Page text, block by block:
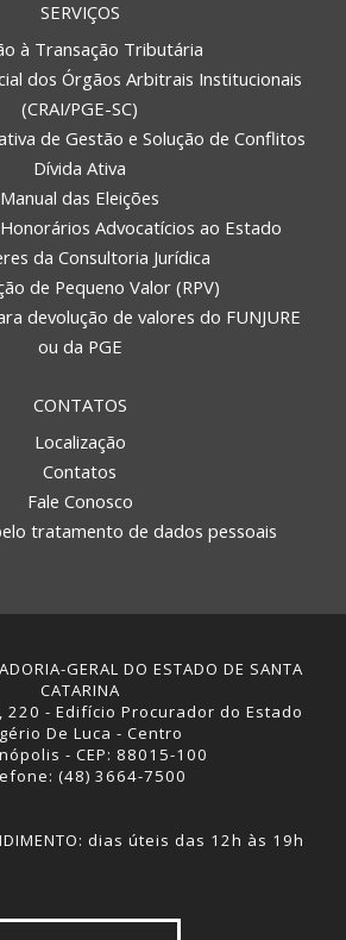
SERVIÇOS
à Transação Tributária
dos Órgãos Arbitrais Institucionais
(CRAI/PGE-SC)
de Gestão e Solução de Conflitos
Dívida Ativa
Manual das Eleições
Advocatícios ao Estado
da Consultoria Jurídica
de Pequeno Valor (RPV)
devolução de valores do FUNJURE
ou da PGE
CONTATOS
Localização
Contatos
Fale Conosco
tratamento de dados pessoais
GERAL DO ESTADO DE SANTA
CATARINA
220 - Edifício Procurador do Estado
De Luca - Centro
- CEP: 88015-100
(48) 3664-7500
dias úteis das 12h às 19h